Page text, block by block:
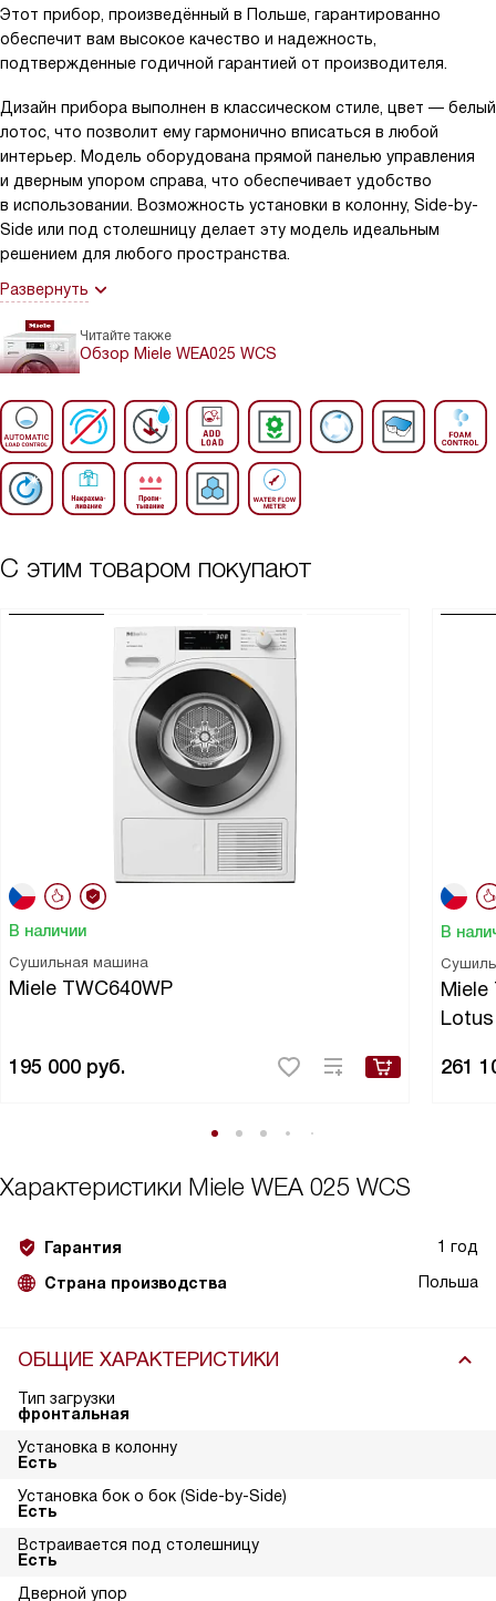
Этот прибор, произведённый в Польше, гарантированно
обеспечит вам высокое качество и надежность,
подтвержденные годичной гарантией от производителя.
Дизайн прибора выполнен в классическом стиле, цвет — белый
лотос, что позволит ему гармонично вписаться в любой
интерьер. Модель оборудована прямой панелью управления
и дверным упором справа, что обеспечивает удобство
в использовании. Возможность установки в колонну, Side-by-
Side или под столешницу делает эту модель идеальным
решением для любого пространства.
Развернуть
Читайте также
Обзор Miele WEA025 WCS
С этим товаром покупают
В наличии
Сушильная машина
Miele TWC640WP
195 000 руб.
В
Miele
Lotus
261
Характеристики Miele WEA 025 WCS
Гарантия 1 год
Страна производства Польша
ОБЩИЕ ХАРАКТЕРИСТИКИ
Тип загрузки
фронтальная
Установка в колонну
Есть
Установка бок о бок (Side-by-Side)
Есть
Встраивается под столешницу
Есть
Дверной упор